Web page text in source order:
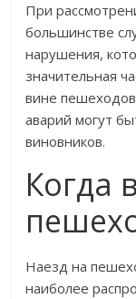
При
большинстве
нарушения,
значительная
вине
аварий могут
виновников.
Когда
Наезд на
наиболее